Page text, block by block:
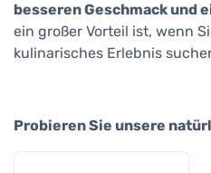
besseren Geschmack und
ein großer Vorteil ist, wenn
kulinarisches Erlebnis
Probieren Sie unsere